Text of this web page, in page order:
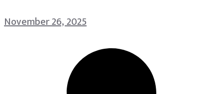
November 26, 2025